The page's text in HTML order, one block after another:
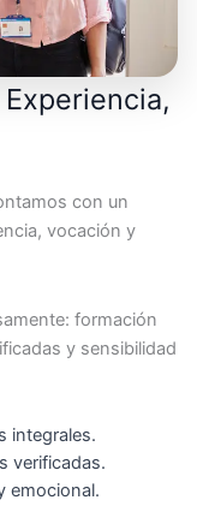
con un
vocación y
formación
y sensibilidad
integrales.
verificadas.
emocional.